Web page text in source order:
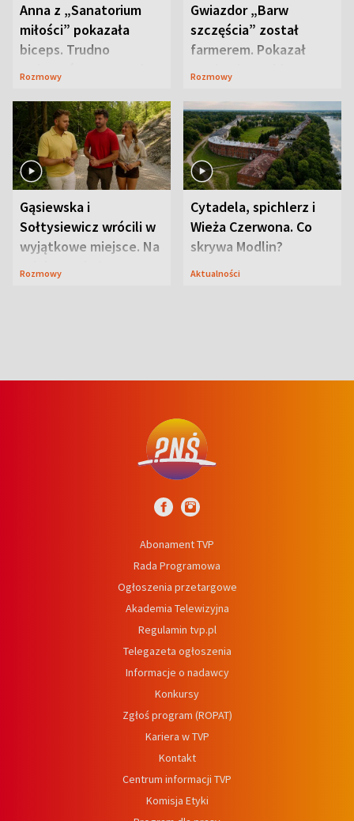
Anna z „Sanatorium
miłości” pokazała
biceps. Trudno
uwierzyć, co przeszła
Rozmowy
Gwiazdor „Barw
szczęścia” został
farmerem. Pokazał
swoje niezwykłe
Rozmowy
Gąsiewska i
Sołtysiewicz wrócili w
wyjątkowe miejsce. Na
szlaku czekał
Rozmowy
Cytadela, spichlerz i
Wieża Czerwona. Co
skrywa Modlin?
Aktualności
Abonament TVP
Rada Programowa
Ogłoszenia przetargowe
Akademia Telewizyjna
Regulamin tvp.pl
Telegazeta ogłoszenia
Informacje o nadawcy
Konkursy
Zgłoś program (ROPAT)
Kariera w TVP
Kontakt
Centrum informacji TVP
Komisja Etyki